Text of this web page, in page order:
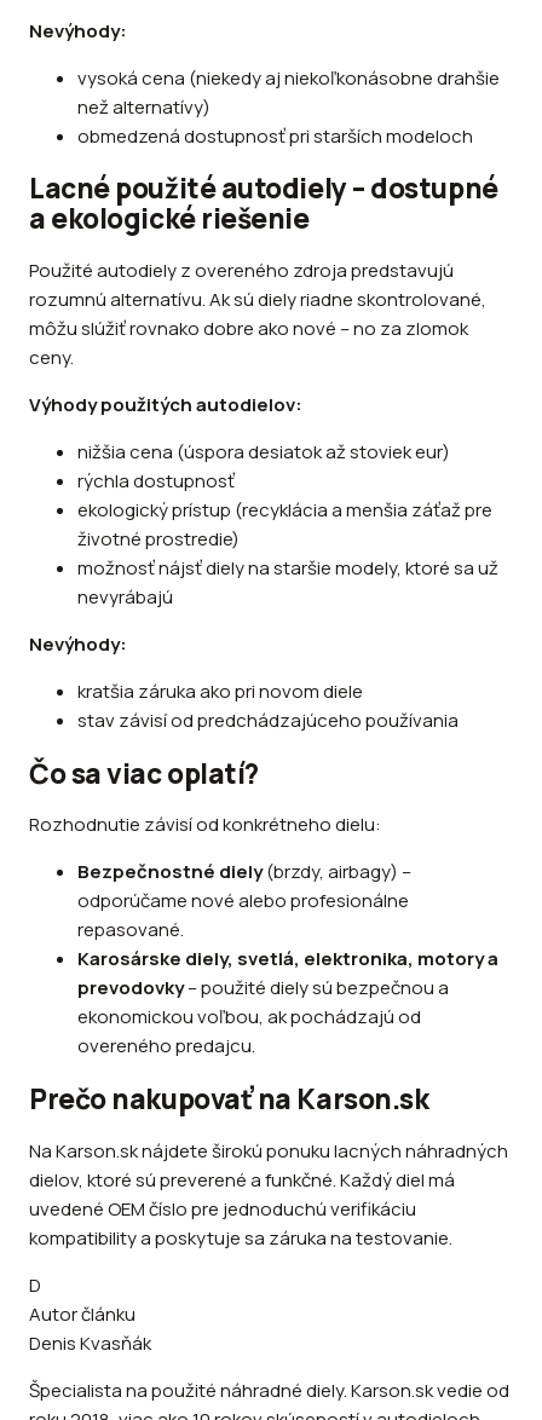
Nevýhody:
vysoká cena (niekedy aj niekoľkonásobne drahšie
než alternatívy)
obmedzená dostupnosť pri starších modeloch
Lacné použité autodiely – dostupné
a ekologické riešenie
Použité autodiely z overeného zdroja predstavujú
rozumnú alternatívu. Ak sú diely riadne skontrolované,
môžu slúžiť rovnako dobre ako nové – no za zlomok
ceny.
Výhody použitých autodielov:
nižšia cena (úspora desiatok až stoviek eur)
rýchla dostupnosť
ekologický prístup (recyklácia a menšia záťaž pre
životné prostredie)
možnosť nájsť diely na staršie modely, ktoré sa už
nevyrábajú
Nevýhody:
kratšia záruka ako pri novom diele
stav závisí od predchádzajúceho používania
Čo sa viac oplatí?
Rozhodnutie závisí od konkrétneho dielu:
Bezpečnostné diely(brzdy, airbagy) –
odporúčame nové alebo profesionálne
repasované.
Karosárske diely, svetlá, elektronika, motory a
prevodovky– použité diely sú bezpečnou a
ekonomickou voľbou, ak pochádzajú od
overeného predajcu.
Prečo nakupovať na Karson.sk
Na Karson.sk nájdete širokú ponuku lacných náhradných
dielov, ktoré sú preverené a funkčné. Každý diel má
uvedené OEM číslo pre jednoduchú verifikáciu
kompatibility a poskytuje sa záruka na testovanie.
D
Autor článku
Denis Kvasňák
Špecialista na použité náhradné diely. Karson.sk vedie od